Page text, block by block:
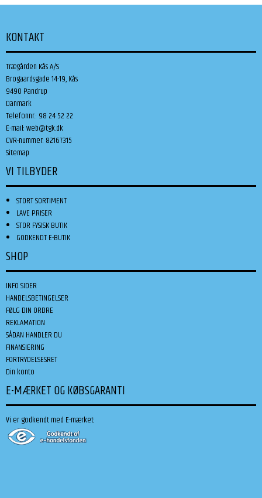
KONTAKT
Trægården Kås A/S
Brogaardsgade 14-19, Kås
9490 Pandrup
Danmark
Telefonnr.: 98 24 52 22
E-mail:web@tgk.dk
CVR-nummer: 82167315
Sitemap
VI TILBYDER
STORT SORTIMENT
LAVE PRISER
STOR FYSISK BUTIK
GODKENDT E-BUTIK
SHOP
INFO SIDER
HANDELSBETINGELSER
FØLG DIN ORDRE
REKLAMATION
SÅDAN HANDLER DU
FINANSIERING
FORTRYDELSESRET
Din konto
E-MÆRKET OG KØBSGARANTI
Vi er godkendt med E-mærket: